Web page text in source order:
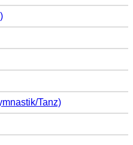
Tanz)